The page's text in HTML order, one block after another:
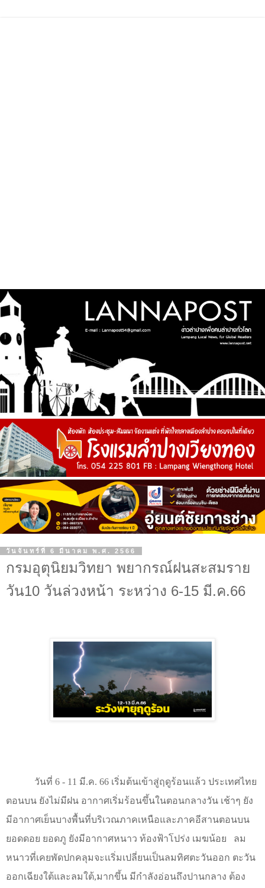
วันจันทร์ที่ 6 มีนาคม พ.ศ. 2566
กรมอุตุนิยมวิทยา พยากรณ์ฝนสะสมราย
วัน10 วันล่วงหน้า ระหว่าง 6-15 มี.ค.66
วันที่ 6 - 11 มี.ค. 66 เริ่มต้นเข้าสู่ฤดูร้อนแล้ว ประเทศไทย
ตอนบน ยังไม่มีฝน อากาศเริ่มร้อนขึ้นในตอนกลางวัน เช้าๆ ยัง
มีอากาศเย็นบางพื้นที่บริเวณภาคเหนือและภาคอีสานตอนบน
ยอดดอย ยอดภู ยังมีอากาศหนาว ท้องฟ้าโปร่ง เมฆน้อย
ลม
หนาวที่เคยพัดปกคลุมจะเเริ่มเปลี่ยนเป็นลมทิศตะวันออก ตะวัน
ออกเฉียงใต้และลมใต้,มากขึ้น มีกำลังอ่อนถึงปานกลาง ต้อง